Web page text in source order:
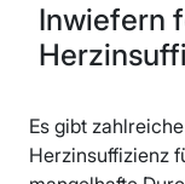
Inwiefern
Es gibt
Herzinsuffizienz